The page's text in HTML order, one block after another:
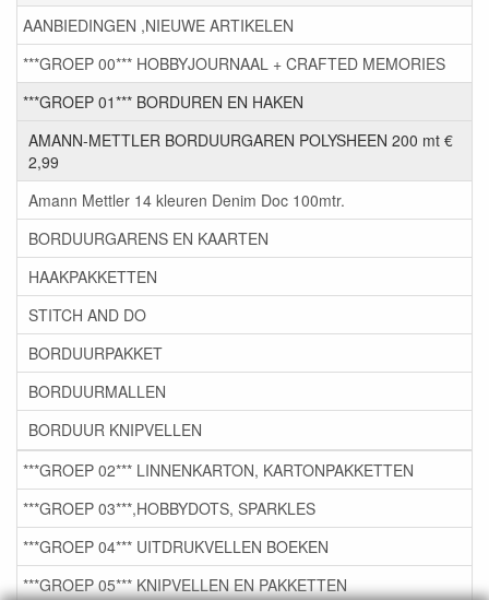
AANBIEDINGEN ,NIEUWE ARTIKELEN
***GROEP 00*** HOBBYJOURNAAL + CRAFTED MEMORIES
***GROEP 01*** BORDUREN EN HAKEN
AMANN-METTLER BORDUURGAREN POLYSHEEN 200 mt €
2,99
Amann Mettler 14 kleuren Denim Doc 100mtr.
BORDUURGARENS EN KAARTEN
HAAKPAKKETTEN
STITCH AND DO
BORDUURPAKKET
BORDUURMALLEN
BORDUUR KNIPVELLEN
***GROEP 02*** LINNENKARTON, KARTONPAKKETTEN
***GROEP 03***,HOBBYDOTS, SPARKLES
***GROEP 04*** UITDRUKVELLEN BOEKEN
***GROEP 05*** KNIPVELLEN EN PAKKETTEN